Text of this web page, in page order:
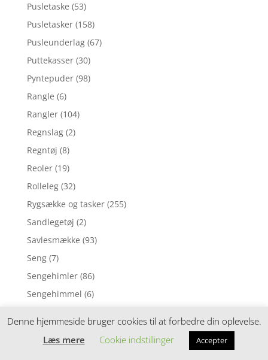
Pusletaske (53)
Pusletasker (158)
Pusleunderlag (67)
Puttekasser (30)
Pyntepuder (98)
Rangle (6)
Rangler (104)
Regnslag (2)
Regntøj (8)
Reoler (19)
Rolleleg (32)
Rygsække og tasker (255)
Sandlegetøj (2)
Savlesmække (93)
Seng (7)
Sengehimler (86)
Sengehimmel (6)
Sengerand
Sengerande (146)
Denne hjemmeside bruger cookies til at forbedre din oplevelse.
Læs mere
Cookie indstillinger Accepter